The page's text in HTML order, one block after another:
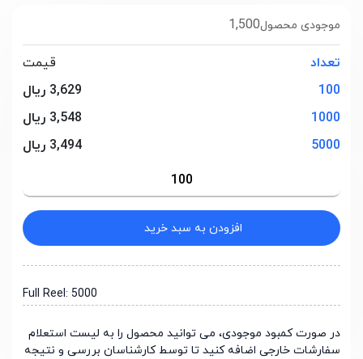
1,500موجودی محصول
تعداد
قیمت
100
3,629 ریال
1000
3,548 ریال
5000
3,494 ریال
افزودن به سبد خرید
Full Reel: 5000
در صورت کمبود موجودی، می توانید محصول را به لیست استعلام
سفارشات خارجی اضافه کنید تا توسط کارشناسان بررسی و نتیجه